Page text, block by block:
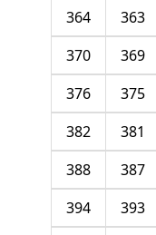
363
364
369
370
375
376
381
382
387
388
393
394